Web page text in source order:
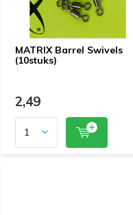
MATRIX Barrel Swivels
(10stuks)
2,49